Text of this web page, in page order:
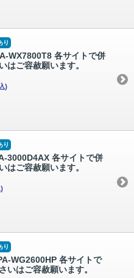
り
WX7800T8 各サイトで併
はご容赦願います。
)
り
3000D4AX 各サイトで併
はご容赦願います。
り
WG2600HP 各サイトで
いはご容赦願います。